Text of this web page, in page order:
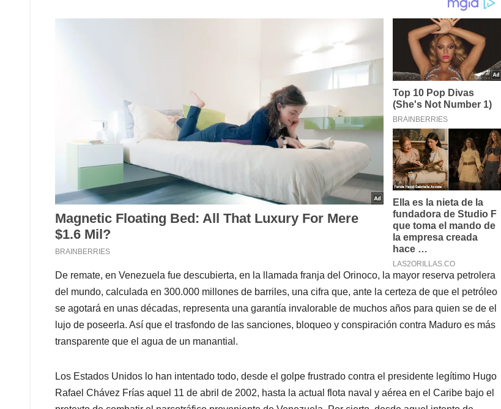
De remate, en Venezuela fue descubierta, en la llamada franja del Orinoco, la mayor reserva petrolera
del mundo, calculada en 300.000 millones de barriles, una cifra que, ante la certeza de que el petróleo
se agotará en unas décadas, representa una garantía invalorable de muchos años para quien se de el
lujo de poseerla. Así que el trasfondo de las sanciones, bloqueo y conspiración contra Maduro es más
transparente que el agua de un manantial.
Los Estados Unidos lo han intentado todo, desde el golpe frustrado contra el presidente legítimo Hugo
Rafael Chávez Frías aquel 11 de abril de 2002, hasta la actual flota naval y aérea en el Caribe bajo el